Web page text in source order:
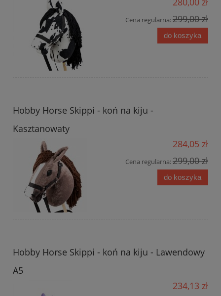
Cena regularna:299,00 zł
do koszyka
Hobby Horse Skippi - koń na kiju -
Kasztanowaty
284,05 zł
Cena regularna:299,00 zł
do koszyka
Hobby Horse Skippi - koń na kiju - Lawendowy
A5
234,13 zł